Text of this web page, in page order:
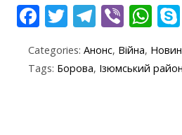
F
e
b
T
itt
er
T
e
Vi
b
er
W
at
s
Categories: Анонс, Війна,
Tags: Борова, Ізюмський район